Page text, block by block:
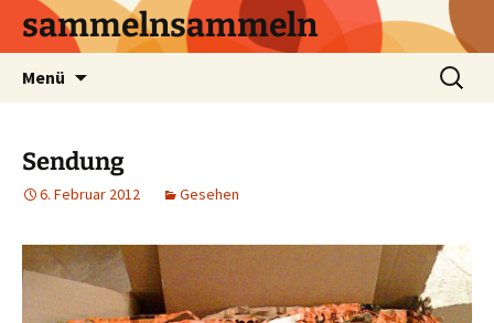
sammelnsammeln
Menü
Suchen
nach:
Sendung
6. Februar 2012 Gesehen